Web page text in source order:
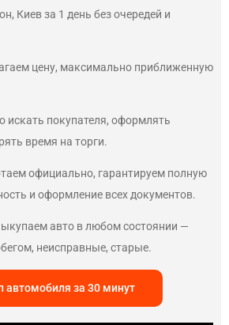
Киев за 1 день без очередей и
цену, максимально приближенную
искать покупателя, оформлять
время на торги.
официально, гарантируем полную
и оформление всех документов.
авто в любом состоянии —
неисправные, старые.
автомобиля за 30 минут